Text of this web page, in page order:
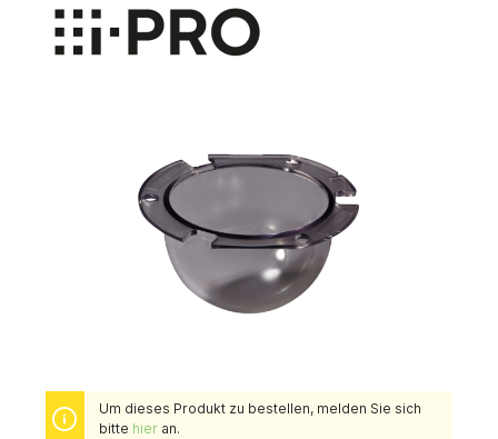
Um dieses Produkt zu bestellen, melden Sie sich
bitte hieran.